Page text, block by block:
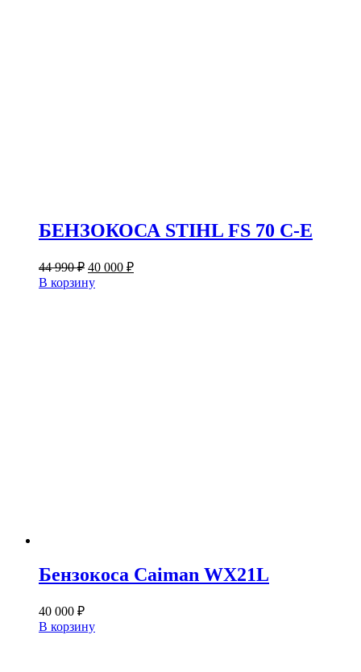
БЕНЗОКОСА STIHL FS 70 C-E
44 990₽ Первоначальная
цена
составляла
40 000 ₽Текущая
В корзину
Бензокоса Caiman WX21L
40 000 ₽
В корзину